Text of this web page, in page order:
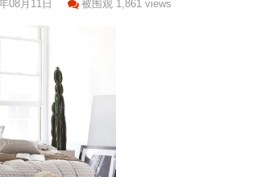
08月11日 被围观 1,861 views